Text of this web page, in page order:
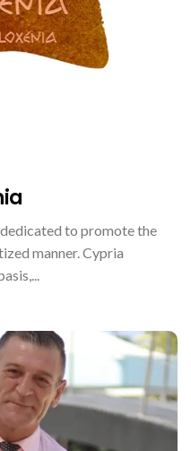
to promote the
manner. Cypria